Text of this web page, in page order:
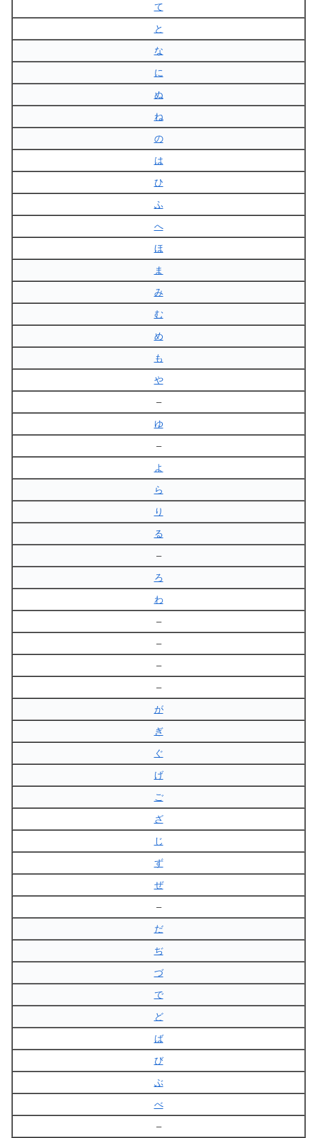
て
と
な
に
ぬ
ね
の
は
ひ
ふ
へ
ほ
ま
み
む
め
も
や
–
ゆ
–
よ
ら
り
る
–
ろ
わ
–
–
–
–
が
ぎ
ぐ
げ
ご
ざ
じ
ず
ぜ
–
だ
ぢ
づ
で
ど
ば
び
ぶ
べ
–